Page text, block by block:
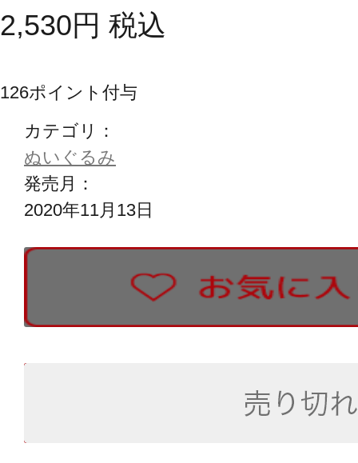
2,530円 税込
126ポイント付与
カテゴリ：
ぬいぐるみ
発売月：
2020年11月13日